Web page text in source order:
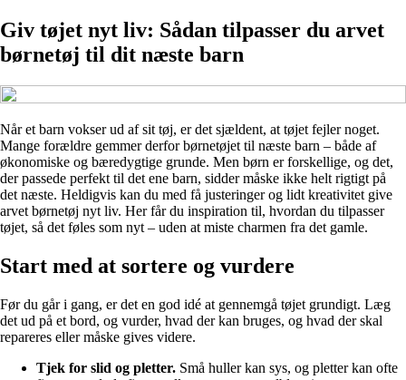
Giv tøjet nyt liv: Sådan tilpasser du arvet
børnetøj til dit næste barn
Når et barn vokser ud af sit tøj, er det sjældent, at tøjet fejler noget.
Mange forældre gemmer derfor børnetøjet til næste barn – både af
økonomiske og bæredygtige grunde. Men børn er forskellige, og det,
der passede perfekt til det ene barn, sidder måske ikke helt rigtigt på
det næste. Heldigvis kan du med få justeringer og lidt kreativitet give
arvet børnetøj nyt liv. Her får du inspiration til, hvordan du tilpasser
tøjet, så det føles som nyt – uden at miste charmen fra det gamle.
Start med at sortere og vurdere
Før du går i gang, er det en god idé at gennemgå tøjet grundigt. Læg
det ud på et bord, og vurder, hvad der kan bruges, og hvad der skal
repareres eller måske gives videre.
Tjek for slid og pletter. Små huller kan sys, og pletter kan ofte